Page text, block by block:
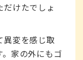
けたでしょ
異変を感じ取
家の外にもゴ